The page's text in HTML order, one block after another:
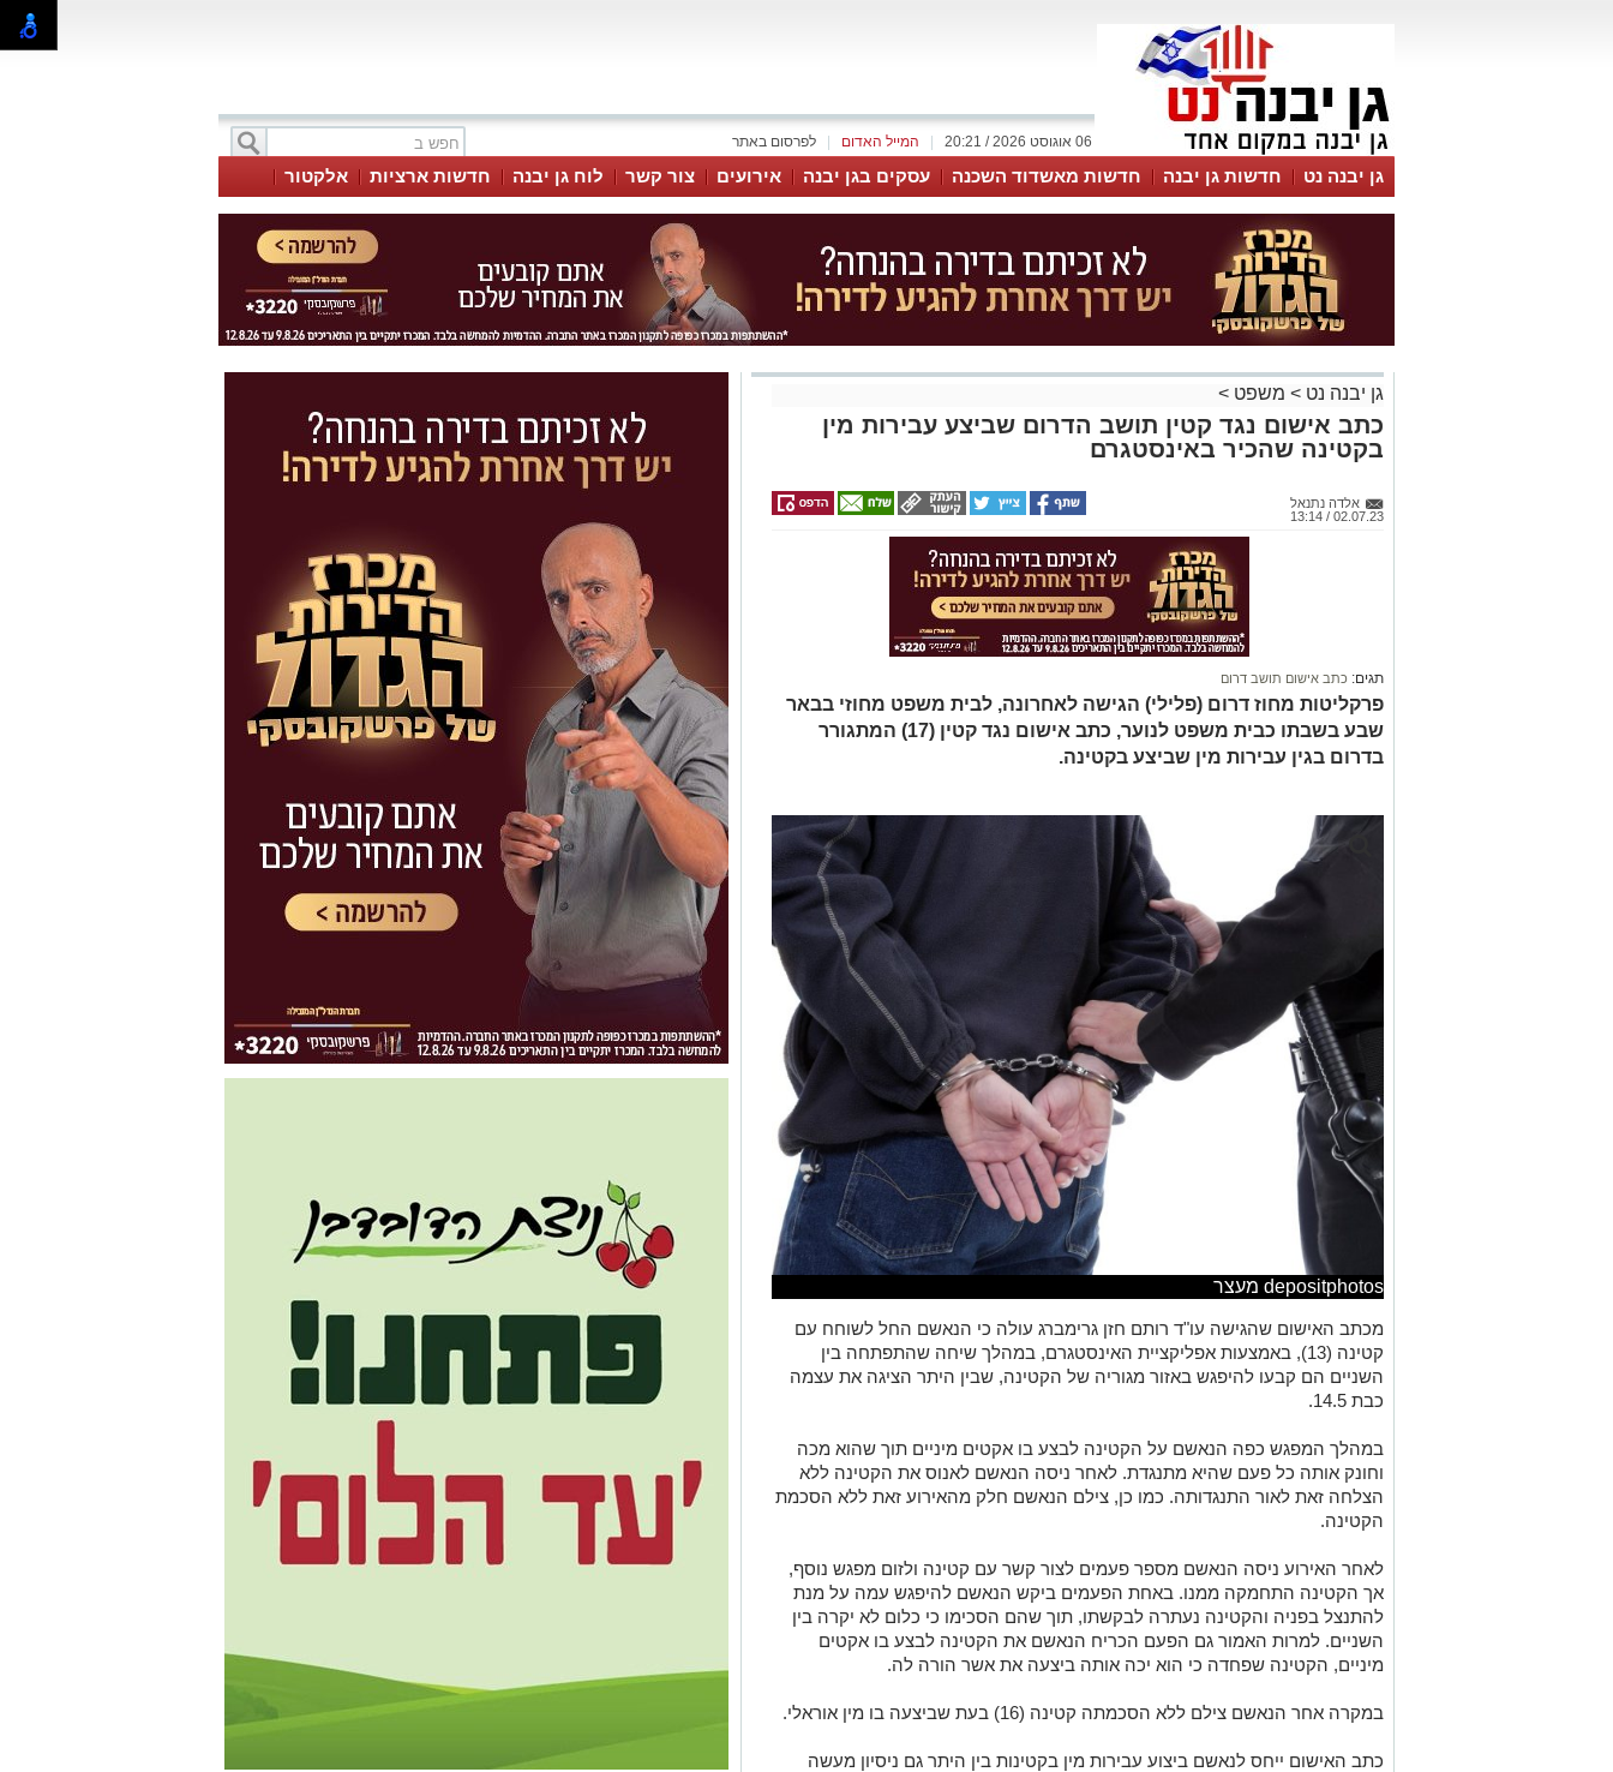
לפרסום באתר המייל האדום 06 אוגוסט 2026 / 20:21
גן יבנה נט חדשות גן יבנה חדשות מאשדוד השכנה עסקים בגן יבנה אירועים צור קשר לוח גן יבנה חדשות ארציות
אלקטור
MyKehila
גן יבנה נט > משפט >
כתב אישום נגד קטין תושב הדרום שביצע עבירות מין
בקטינה שהכיר באינסטגרם
אלדה נתנאל
02.07.23 / 13:14
תגים: כתב אישום תושב דרום
פרקליטות מחוז דרום (פלילי) הגישה לאחרונה, לבית משפט מחוזי בבאר
שבע בשבתו כבית משפט לנוער, כתב אישום נגד קטין (17) המתגורר
בדרום בגין עבירות מין שביצע בקטינה.
depositphotos מעצר
מכתב האישום שהגישה עו"ד רותם חזן גרימברג עולה כי הנאשם החל לשוחח עם
קטינה (13), באמצעות אפליקציית האינסטגרם, במהלך שיחה שהתפתחה בין
השניים הם קבעו להיפגש באזור מגוריה של הקטינה, שבין היתר הציגה את עצמה
כבת 14.5.
במהלך המפגש כפה הנאשם על הקטינה לבצע בו אקטים מיניים תוך שהוא מכה
וחונק אותה כל פעם שהיא מתנגדת. לאחר ניסה הנאשם לאנוס את הקטינה ללא
הצלחה זאת לאור התנגדותה. כמו כן, צילם הנאשם חלק מהאירוע זאת ללא הסכמת
הקטינה.
לאחר האירוע ניסה הנאשם מספר פעמים לצור קשר עם קטינה ולזום מפגש נוסף,
אך הקטינה התחמקה ממנו. באחת הפעמים ביקש הנאשם להיפגש עמה על מנת
להתנצל בפניה והקטינה נעתרה לבקשתו, תוך שהם הסכימו כי כלום לא יקרה בין
השניים. למרות האמור גם הפעם הכריח הנאשם את הקטינה לבצע בו אקטים
מיניים, הקטינה שפחדה כי הוא יכה אותה ביצעה את אשר הורה לה.
במקרה אחר הנאשם צילם ללא הסכמתה קטינה (16) בעת שביצעה בו מין אוראלי.
כתב האישום ייחס לנאשם ביצוע עבירות מין בקטינות בין היתר גם ניסיון מעשה